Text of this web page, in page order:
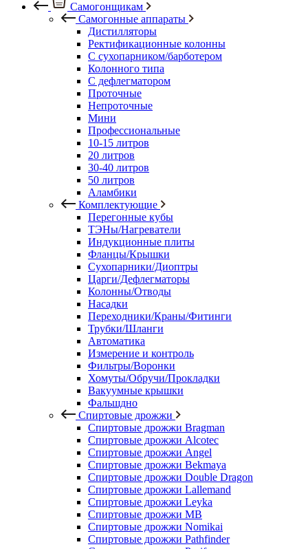
Самогонщикам
Самогонные аппараты
Дистилляторы
Ректификационные колонны
С сухопарником/барботером
Колонного типа
С дефлегматором
Проточные
Непроточные
Мини
Профессиональные
10-15 литров
20 литров
30-40 литров
50 литров
Аламбики
Комплектующие
Перегонные кубы
ТЭНы/Нагреватели
Индукционные плиты
Фланцы/Крышки
Сухопарники/Диоптры
Царги/Дефлегматоры
Колонны/Отводы
Насадки
Переходники/Краны/Фитинги
Трубки/Шланги
Автоматика
Измерение и контроль
Фильтры/Воронки
Хомуты/Обручи/Прокладки
Вакуумные крышки
Фальшдно
Спиртовые дрожжи
Спиртовые дрожжи Bragman
Спиртовые дрожжи Alcotec
Спиртовые дрожжи Angel
Спиртовые дрожжи Bekmaya
Спиртовые дрожжи Double Dragon
Спиртовые дрожжи Lallemand
Спиртовые дрожжи Leyka
Спиртовые дрожжи MB
Спиртовые дрожжи Nomikai
Спиртовые дрожжи Pathfinder